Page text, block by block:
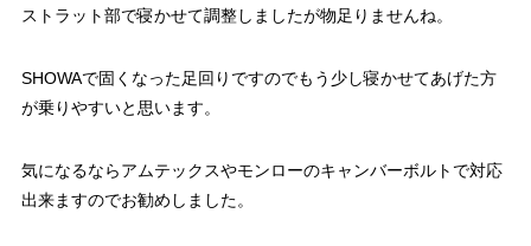
ストラット部で寝かせて調整しましたが物足りませんね。
SHOWAで固くなった足回りですのでもう少し寝かせてあげた方
が乗りやすいと思います。
気になるならアムテックスやモンローのキャンバーボルトで対応
出来ますのでお勧めしました。